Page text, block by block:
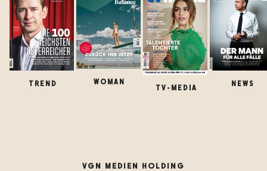
TREND WOMAN
TV-MEDIA
NEWS
VGN MEDIEN HOLDING